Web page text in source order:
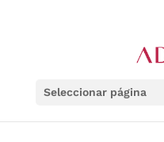
Seleccionar página